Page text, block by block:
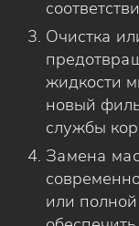
Очистка
жидкости
новый
службы
Замена
или